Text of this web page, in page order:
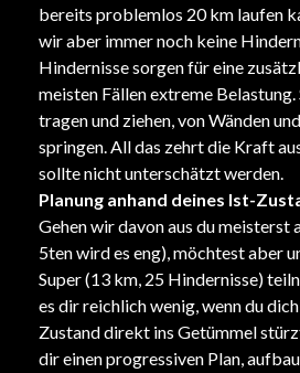
bereits problemlos 20 km laufen
wir aber immer noch keine
Hindernisse sorgen für eine
meisten Fällen extreme
tragen und ziehen, von Wänden
springen. All das zehrt die Kraft
sollte nicht unterschätzt werden.
Planung anhand deines Ist-
Gehen wir davon aus du meisterst
5ten wird es eng), möchtest aber
Super (13 km, 25 Hindernisse)
es dir reichlich wenig, wenn du
Zustand direkt ins Getümmel
dir einen progressiven Plan,